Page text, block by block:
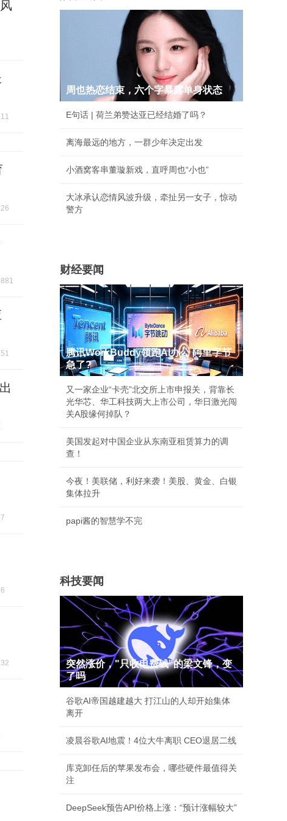
周也热恋结束，六个字暴露单身状态
E句话 | 荷兰弟赞达亚已经结婚了吗？
离海最远的地方，一群少年决定出发
小酒窝客串董璇新戏，直呼周也“小也”
大冰承认恋情风波升级，牵扯另一女子，惊动
警方
财经要闻
腾讯WorkBuddy领跑AI办公 阿里字节
急了?
又一家企业“卡壳”北交所上市申报关，背靠长
光华芯、华工科技两大上市公司，华日激光闯
关A股缘何掉队？
美国发起对中国企业从东南亚租赁算力的调
查！
今夜！美联储，利好来袭！美股、黄金、白银
集体拉升
papi酱的智慧学不完
科技要闻
突然涨价，"只收电费钱"的梁文锋，变
了吗
谷歌AI帝国越建越大 打江山的人却开始集体
离开
凌晨谷歌AI地震！4位大牛离职 CEO退居二线
库克卸任后的苹果发布会，哪些硬件最值得关
注
DeepSeek预告API价格上涨：“预计涨幅较大”